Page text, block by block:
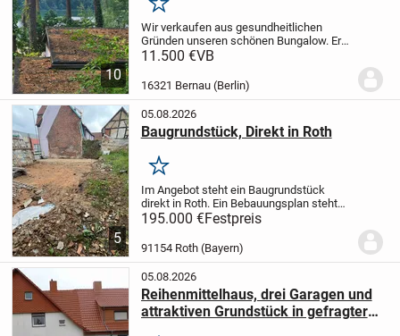
10
Merken
Wir verkaufen aus gesundheitlichen
Gründen unseren schönen Bungalow. Er
befindet sich auf dem Camping-u.
Er ist möbliert und sofort
Pacht inkl. 1PKW ...
11.500 €VB
16321 Bernau (Berlin)
5
05.08.2026
Baugrundstück, Direkt in Roth
Merken
Im Angebot steht ein Baugrundstück
direkt in Roth. Ein Bebauungsplan steht
bereits, kann aber noch geändert werden.
Wohnhaus mit 3 Ebenen und einer
Garage.Näheres unter
mail(a)erdemir.cc
Tel...
195.000 €Festpreis
91154 Roth (Bayern)
05.08.2026
Reihenmittelhaus, drei Garagen und
attraktiven Grundstück in gefragter